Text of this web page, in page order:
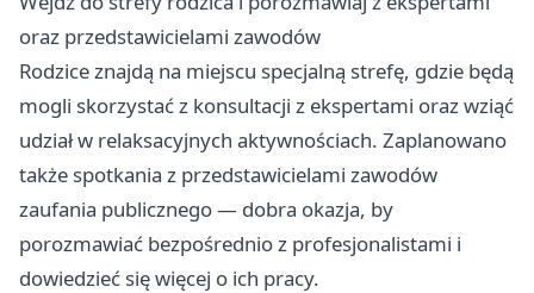
oraz przedstawicielami zawodów
Rodzice znajdą na miejscu specjalną strefę, gdzie będą
mogli skorzystać z konsultacji z ekspertami oraz wziąć
udział w relaksacyjnych aktywnościach. Zaplanowano
także spotkania z przedstawicielami zawodów
zaufania publicznego — dobra okazja, by
porozmawiać bezpośrednio z profesjonalistami i
dowiedzieć się więcej o ich pracy.